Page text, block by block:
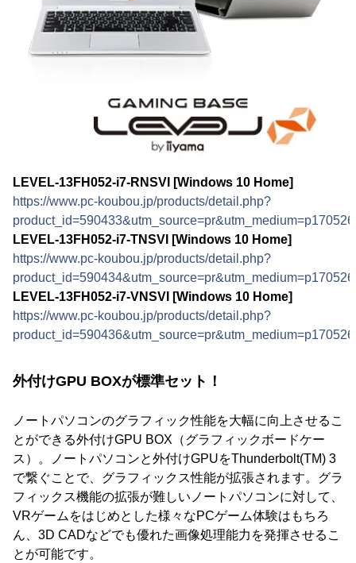
LEVEL-13FH052-i7-RNSVI [Windows 10 Home]
https://www.pc-koubou.jp/products/detail.php?
LEVEL-13FH052-i7-TNSVI [Windows 10 Home]
https://www.pc-koubou.jp/products/detail.php?
LEVEL-13FH052-i7-VNSVI [Windows 10 Home]
https://www.pc-koubou.jp/products/detail.php?
外付けGPU BOXが標準セット！
ノートパソコンのグラフィック性能を大幅に向上させるこ
とができる外付けGPU BOX（グラフィックボードケー
ス）。ノートパソコンと外付けGPUをThunderbolt(TM) 3
で繋ぐことで、グラフィックス性能が拡張されます。グラ
フィックス機能の拡張が難しいノートパソコンに対して、
VRゲームをはじめとした様々なPCゲーム体験はもちろ
ん、3D CADなどでも優れた画像処理能力を発揮させるこ
とが可能です。